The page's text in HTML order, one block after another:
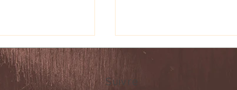
Suivre